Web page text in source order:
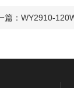
篇： WY2910-120W